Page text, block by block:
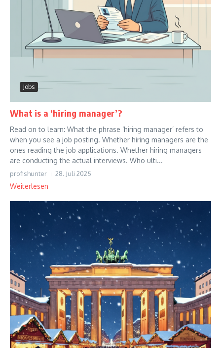
Jobs
What is a ‘hiring manager’?
Read on to learn: What the phrase ‘hiring manager’ refers to
when you see a job posting. Whether hiring managers are the
ones reading the job applications. Whether hiring managers
are conducting the actual interviews. Who ulti...
profishunter 28. Juli 2025
Weiterlesen